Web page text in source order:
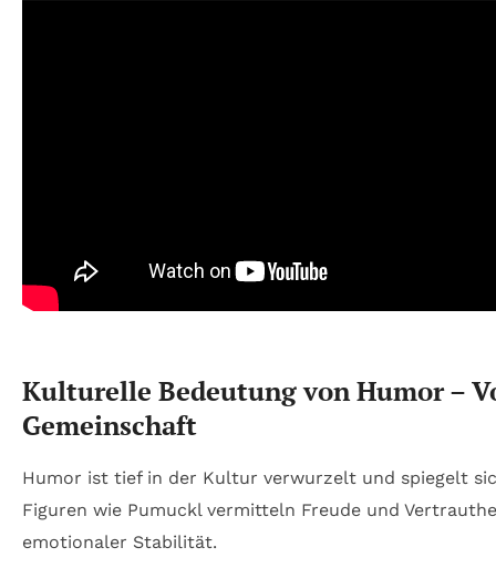
Kulturelle Bedeutung von Humor –
Gemeinschaft
Humor ist tief in der Kultur verwurzelt und spiegelt
Figuren wie Pumuckl vermitteln Freude und
emotionaler Stabilität.